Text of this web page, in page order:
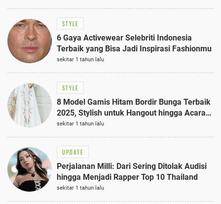
STYLE
6 Gaya Activewear Selebriti Indonesia
Terbaik yang Bisa Jadi Inspirasi Fashionmu
sekitar 1 tahun lalu
STYLE
8 Model Gamis Hitam Bordir Bunga Terbaik
2025, Stylish untuk Hangout hingga Acara
Semi-Formal
sekitar 1 tahun lalu
UPDATE
Perjalanan Milli: Dari Sering Ditolak Audisi
hingga Menjadi Rapper Top 10 Thailand
sekitar 1 tahun lalu